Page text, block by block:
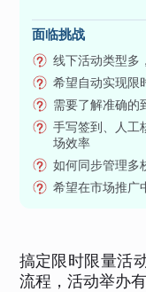
面临挑战
线下活动类型多
希望自动实现限
需要了解准确的
手写签到、人工
场效率
如何同步管理多
希望在市场推广
搞定限时限量活
流程，活动举办